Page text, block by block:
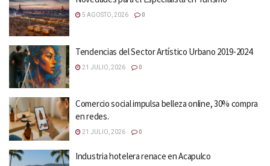
5 AGOSTO, 2026 0
Tendencias del Sector Artístico Urbano 2019-2024
21 JULIO, 2026 0
Comercio social impulsa belleza online, 30% compra
en redes.
21 JULIO, 2026 0
Industria hotelera renace en Acapulco